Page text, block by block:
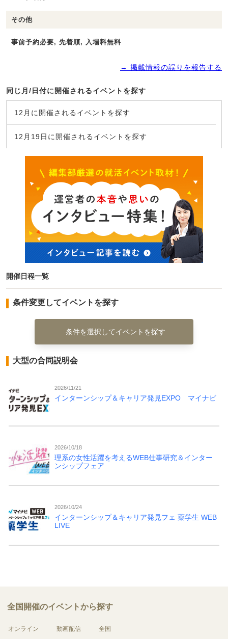
その他
事前予約必要, 先着順, 入場料無料
→ 掲載情報の誤りを報告する
同じ月/日付に開催されるイベントを探す
12月に開催されるイベントを探す
12月19日に開催されるイベントを探す
開催日程一覧
条件変更してイベントを探す
条件を選択してイベントを探す
大型の合同説明会
2026/11/21
インターンシップ＆キャリア発見EXPO マイナビ
2026/10/18
理系の女性活躍を考えるWEB仕事研究＆インター
ンシップフェア
2026/10/24
インターンシップ＆キャリア発見フェ 薬学生 WEB
LIVE
全国開催のイベントから探す
オンライン 動画配信 全国